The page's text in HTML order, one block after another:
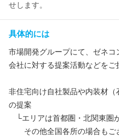
せします。
具体的には
市場開発グループにて、ゼネ
会社に対する提案活動などをご
非住宅向け自社製品や内装材（
の提案
└エリアは首都圏・北関東圏
その他全国各所の場合もご